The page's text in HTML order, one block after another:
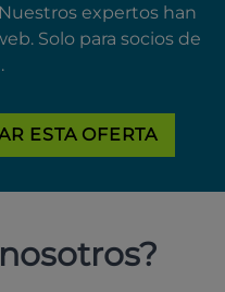
expertos han
Solo para socios de
ESTA OFERTA